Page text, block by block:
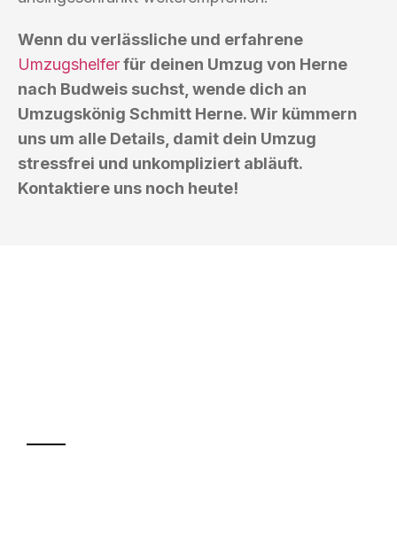
Wenn du verlässliche und erfahrene
Umzugshelferfür deinen Umzug von Herne
nach Budweis suchst, wende dich an
Umzugskönig Schmitt Herne. Wir kümmern
uns um alle Details, damit dein Umzug
stressfrei und unkompliziert abläuft.
Kontaktiere uns noch heute!